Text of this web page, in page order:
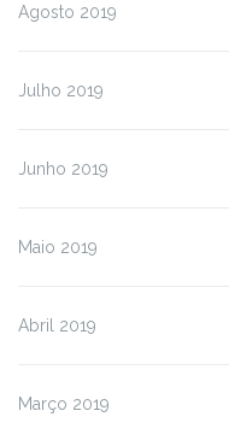
Agosto 2019
Julho 2019
Junho 2019
Maio 2019
Abril 2019
Março 2019